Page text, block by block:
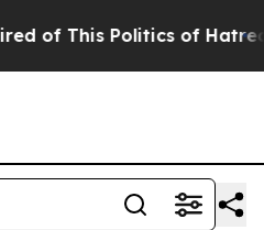
This Politics of Hatred” The